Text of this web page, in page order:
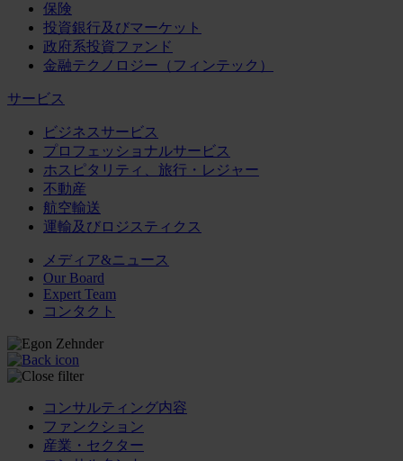
保険
投資銀行及びマーケット
政府系投資ファンド
金融テクノロジー（フィンテック）
サービス
ビジネスサービス
プロフェッショナルサービス
ホスピタリティ、旅行・レジャー
不動産
航空輸送
運輸及びロジスティクス
メディア&ニュース
Our Board
Expert Team
コンタクト
コンサルティング内容
ファンクション
産業・セクター